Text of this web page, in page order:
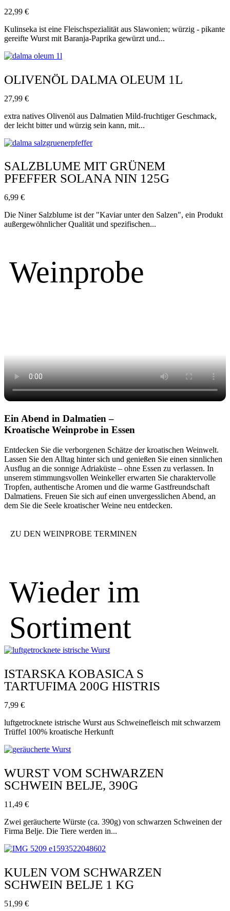
22,99 €
Kulinseka ist eine Fleischspezialität aus Slawonien; würzig - pikante
gereifte Wurst mit Baranja-Paprika gewürzt und...
OLIVENÖL DALMA OLEUM 1L
27,99 €
extra natives Olivenöl aus Dalmatien Mild-fruchtiger Geschmack,
der leicht bitter und würzig sein kann, mit...
SALZBLUME MIT GRÜNEM
PFEFFER SOLANA NIN 125G
6,99 €
Die Niner Salzblume ist der "Kaviar unter den Salzen", ein Produkt
außergewöhnlicher Qualität und spezifischen...
Weinprobe
Ein Abend in Dalmatien –
Kroatische Weinprobe in Essen
Entdecken Sie die verborgenen Schätze der kroatischen Weinwelt.
Lassen Sie den Alltag hinter sich und genießen Sie einen sinnlichen
Ausflug an die sonnige Adriaküste – ohne Essen zu verlassen. In
unserem stimmungsvollen Weinkeller erwarten Sie charaktervolle
Tropfen, authentische Aromen und die warme Gastfreundschaft
Dalmatiens. Freuen Sie sich auf einen unvergesslichen Abend, an
dem Sie die Seele kroatischer Weine neu entdecken.
ZU DEN WEINPROBE TERMINEN
Wieder im
Sortiment
ISTARSKA KOBASICA S
TARTUFIMA 200G HISTRIS
7,99 €
luftgetrocknete istrische Wurst aus Schweinefleisch mit schwarzem
Trüffel 100% kroatische Herkunft
WURST VOM SCHWARZEN
SCHWEIN BELJE, 390G
11,49 €
Zwei geräucherte Würste (ca. 390g) von schwarzen Schweinen der
Firma Belje. Die Tiere werden in...
KULEN VOM SCHWARZEN
SCHWEIN BELJE 1 KG
51,99 €